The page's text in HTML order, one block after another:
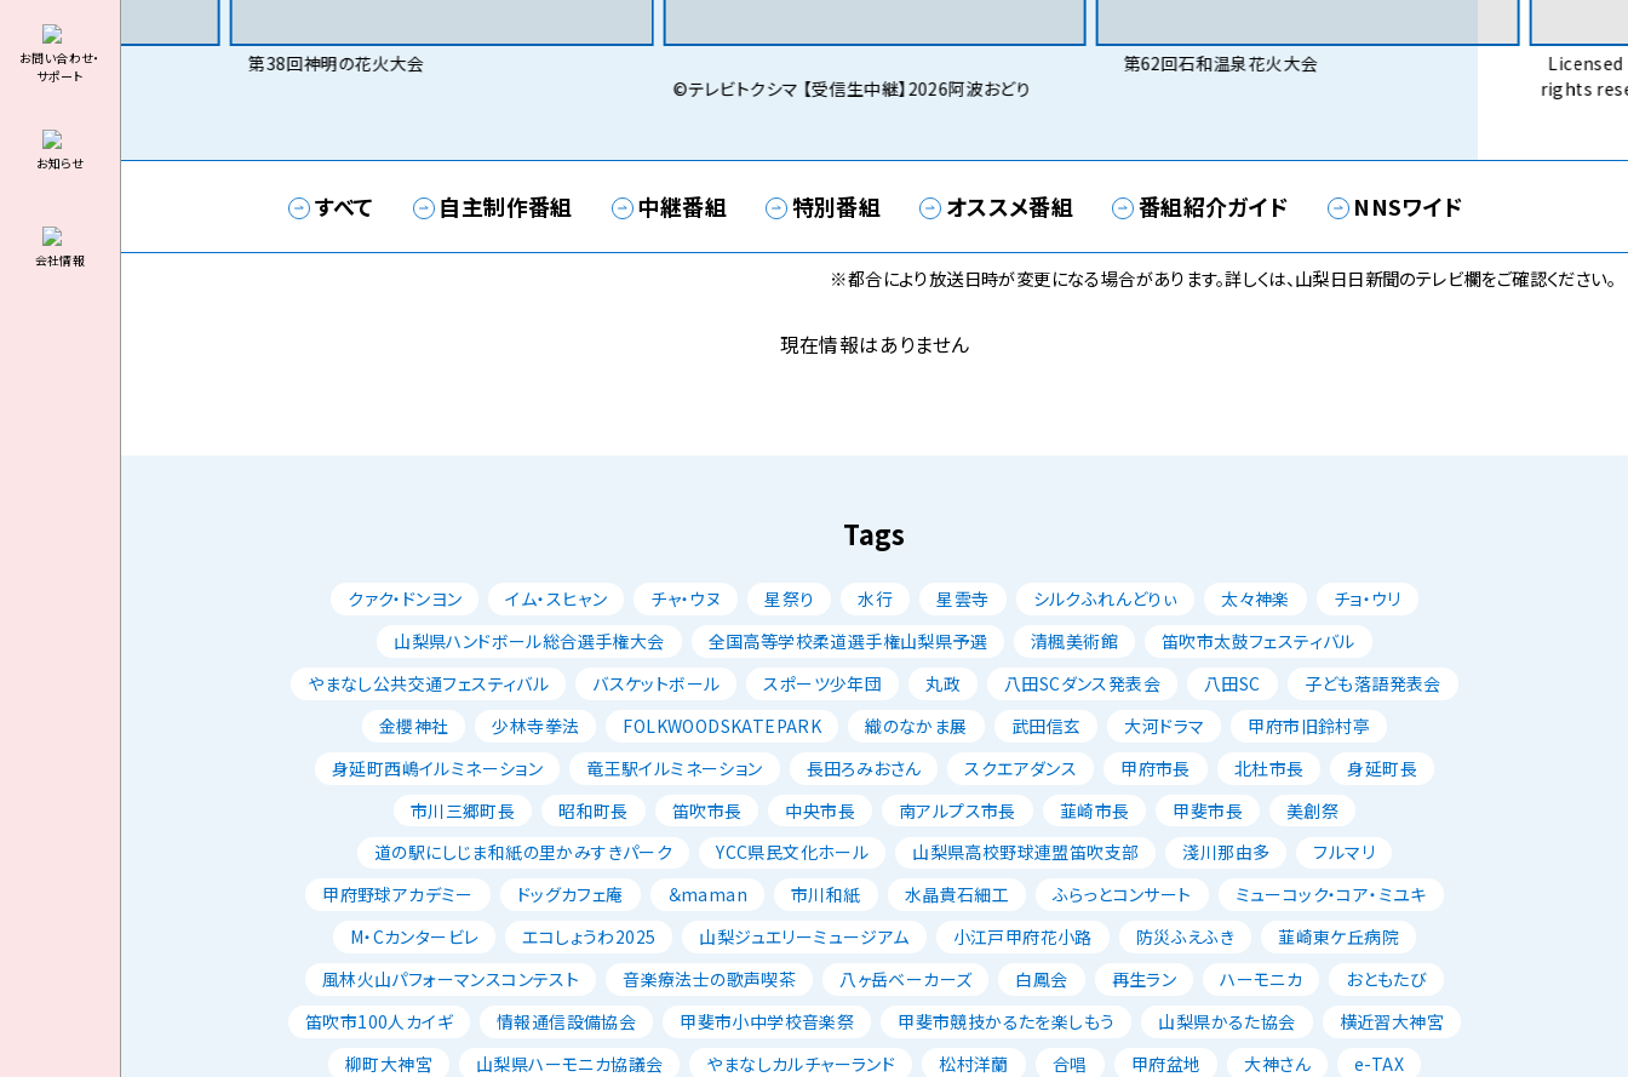
お問い合わせ・
サポート
お知らせ
会社情報
第38回神明の花火大会
©テレビトクシマ 【受信生中継】2026阿波おどり
第62回石和温泉花火大会
Licensed
rights
すべて 自主制作番組 中継番組 特別番組 オススメ番組 番組紹介ガイド NNSワイド
※都合により放送日時が変更になる場合があります。詳しくは、山梨日日新聞のテレビ欄をご確認ください。
現在情報はありません
Tags
クァク・ドンヨン イム・スヒャン チャ・ウヌ 星祭り 水行 星雲寺 シルクふれんどりぃ 太々神楽
チョ・ウリ
山梨県ハンドボール総合選手権大会
全国高等学校柔道選手権山梨県予選 清楓美術館
笛吹市太鼓フェスティバル
やまなし公共交通フェスティバル
バスケットボール スポーツ少年団 丸政 八田SCダンス発表会 八田SC
子ども落語発表会
金櫻神社
少林寺拳法 FOLKWOODSKATEPARK 織のなかま展 武田信玄 大河ドラマ
甲府市旧鈴村亭
身延町西嶋イルミネーション
竜王駅イルミネーション 長田ろみおさん スクエアダンス 甲府市長 北杜市長
身延町長
市川三郷町長
昭和町長 笛吹市長 中央市長 南アルプス市長 韮崎市長 甲斐市長
美創祭
道の駅にしじま和紙の里かみすきパーク
YCC県民文化ホール 山梨県高校野球連盟笛吹支部 淺川那由多
フルマリ
甲府野球アカデミー
ドッグカフェ庵 ＆maman 市川和紙 水晶貴石細工 ふらっとコンサート
ミューコック・コア・ミユキ
M・Cカンタービレ
エコしょうわ2025 山梨ジュエリーミュージアム 小江戸甲府花小路 防災ふえふき
韮崎東ケ丘病院
風林火山パフォーマンスコンテスト
音楽療法士の歌声喫茶 八ヶ岳ベーカーズ 白鳳会 再生ラン ハーモニカ
おともたび
笛吹市100人カイギ
情報通信設備協会 甲斐市小中学校音楽祭 甲斐市競技かるたを楽しもう 山梨県かるた協会
横近習大神宮
柳町大神宮
山梨県ハーモニカ協議会 やまなしカルチャーランド 松村洋蘭 合唱 甲府盆地 大神さん
e-TAX